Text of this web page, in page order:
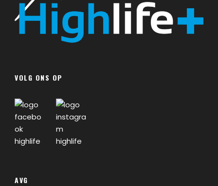
VOLG ONS OP
AVG